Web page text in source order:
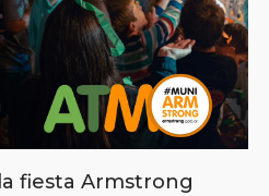
fiesta Armstrong